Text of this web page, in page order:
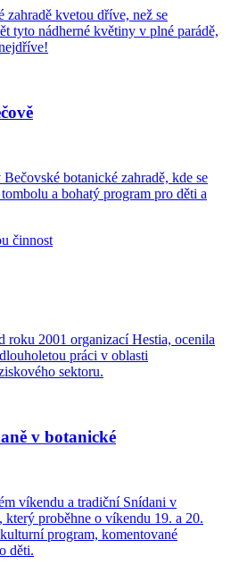
kvetou dříve, než se
tyto nádherné květiny v plné parádě,
botanické zahradě, kde se
a bohatý program pro děti a
roku 2001 organizací Hestia, ocenila
práci v oblasti
sektoru.
v botanické
víkendu a tradiční Snídani v
který proběhne o víkendu 19. a 20.
program, komentované
děti.